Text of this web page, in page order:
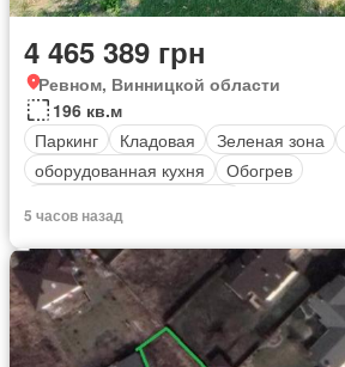
4 465 389 грн
Ревном, Винницкой области
196 кв.м
Паркинг
Кладовая Зеленая зона
оборудованная кухня
Обогрев
5 часов назад